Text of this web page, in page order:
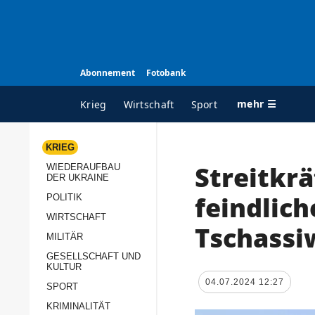
Abonnement Fotobank
Krieg Wirtschaft Sport mehr ☰
ALLE RUBRIKEN
Wiederaufbau der
Politik
Militär
KRIEG
WIEDERAUFBAU
DER UKRAINE
POLITIK
WIRTSCHAFT
MILITÄR
GESELLSCHAFT UND
KULTUR
SPORT
KRIMINALITÄT
04.07.2024 12:27